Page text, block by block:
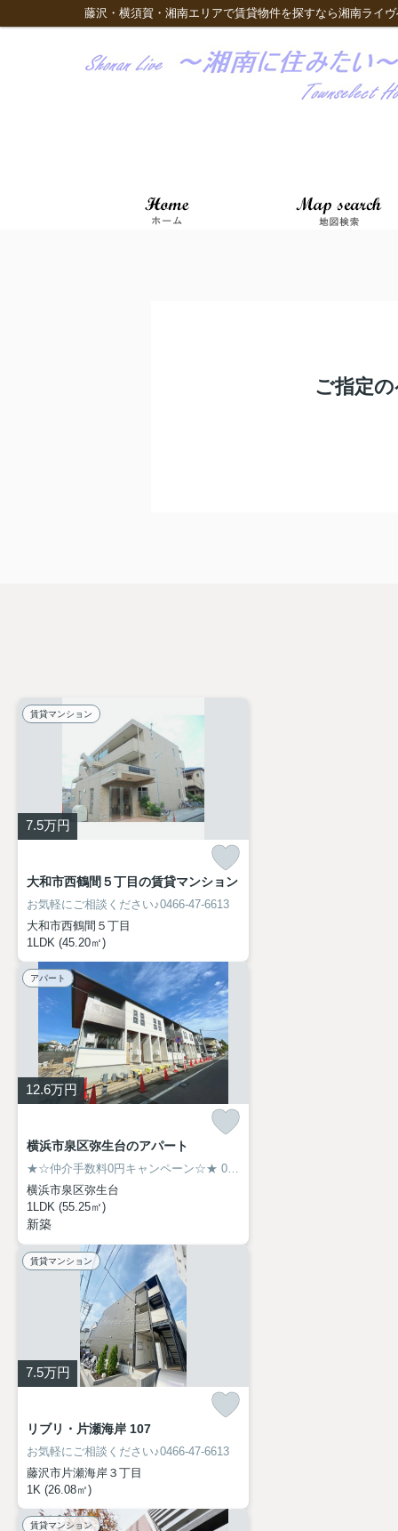
藤沢・横須賀・湘南エリアで賃貸物件を探すなら湘南ライ
ご指定
賃貸マンション
7.5万円
大和市西鶴間５丁目の賃貸マンション
お気軽にご相談ください♪0466-47-6613
大和市西鶴間５丁目
1LDK (45.20㎡)
アパート
12.6万円
横浜市泉区弥生台のアパート
★☆仲介手数料0円キャンペーン☆★ 0466-47-6613
横浜市泉区弥生台
1LDK (55.25㎡)
新築
賃貸マンション
7.5万円
リブリ・片瀬海岸 107
お気軽にご相談ください♪0466-47-6613
藤沢市片瀬海岸３丁目
1K (26.08㎡)
賃貸マンション